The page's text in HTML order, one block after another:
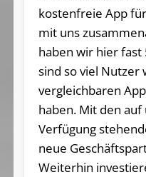
kostenfreie App
mit uns
haben wir hier fast
sind so viel Nutzer
vergleichbaren
haben. Mit den
Verfügung
neue
Weiterhin